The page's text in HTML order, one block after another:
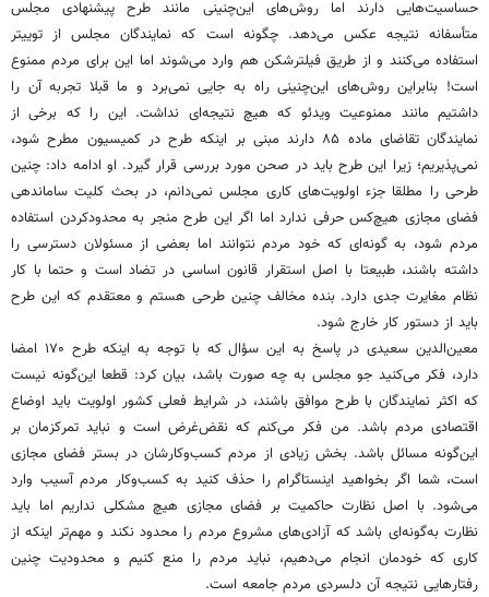
حساسیت‌هایی دارند اما روش‌های این‌چنینی مانند طرح پیشنهادی مجلس
متأسفانه نتیجه عکس می‌دهد. چگونه است که نمایندگان مجلس از توییتر
استفاده می‌کنند و از طریق فیلترشکن هم وارد می‌شوند اما این برای مردم ممنوع
است! بنابراین روش‌های این‌چنینی راه به جایی نمی‌برد و ما قبلا تجربه آن را
داشتیم مانند ممنوعیت ویدئو که هیچ نتیجه‌ای نداشت. این را که برخی از
نمایندگان تقاضای ماده ۸۵ دارند مبنی بر اینکه طرح در کمیسیون مطرح شود،
نمی‌پذیریم؛ زیرا این طرح باید در صحن مورد بررسی قرار گیرد. او ادامه داد: چنین
طرحی را مطلقا جزء اولویت‌های کاری مجلس نمی‌دانم، در بحث کلیت ساماندهی
فضای مجازی هیچ‌کس حرفی ندارد اما اگر این طرح منجر به محدودکردن استفاده
مردم شود، به گونه‌ای که خود مردم نتوانند اما بعضی از مسئولان دسترسی را
داشته باشند، طبیعتا با اصل استقرار قانون اساسی در تضاد است و حتما با کار
نظام مغایرت جدی دارد. بنده مخالف چنین طرحی هستم و معتقدم که این طرح
باید از دستور کار خارج شود.
معین‌الدین سعیدی در پاسخ به این سؤال که با توجه به اینکه‌ طرح ۱۷۰ امضا
دارد، فکر می‌کنید جو مجلس به چه صورت باشد، بیان کرد: قطعا این‌گونه نیست
که اکثر نمایندگان با طرح موافق باشند، در شرایط فعلی کشور اولویت باید اوضاع
اقتصادی مردم باشد. من فکر می‌کنم که نقض‌غرض است و نباید تمرکزمان بر
این‌گونه مسائل باشد. بخش زیادی از مردم کسب‌وکارشان در بستر فضای مجازی
است، شما اگر بخواهید اینستاگرام را حذف کنید به کسب‌وکار مردم آسیب وارد
می‌شود. با اصل نظارت حاکمیت بر فضای مجازی هیچ مشکلی نداریم اما باید
نظارت به‌گونه‌ای باشد که آزادی‌های مشروع مردم را محدود نکند و مهم‌تر اینکه از
کاری که خودمان انجام می‌دهیم، نباید مردم را منع کنیم و محدودیت چنین
رفتارهایی نتیجه آن دلسردی مردم جامعه است.